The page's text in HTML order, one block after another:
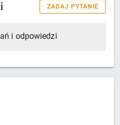
ZADAJ PYTANIE
i odpowiedzi